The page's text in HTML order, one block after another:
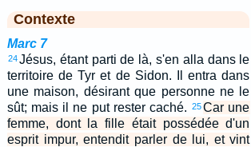
Contexte
Marc 7
24Jésus, étant parti de là, s'en alla dans le
territoire de Tyr et de Sidon. Il entra dans
une maison, désirant que personne ne le
sût; mais il ne put rester caché.
25Car une
femme, dont la fille était possédée d'un
esprit impur, entendit parler de lui, et vint